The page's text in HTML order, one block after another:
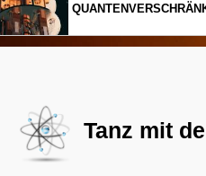
EINDIMENSIONALES
Tanz mit